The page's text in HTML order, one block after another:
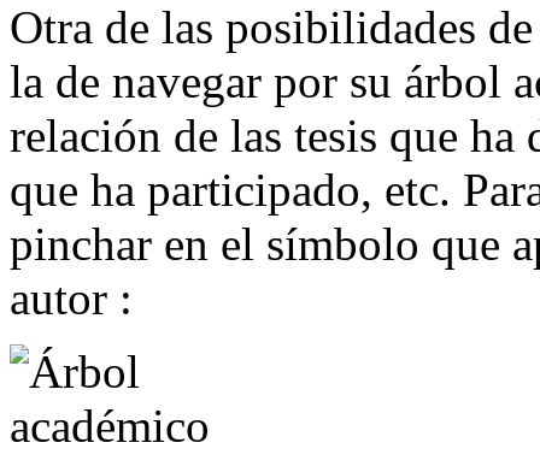
Otra de las posibilidades
la de navegar por su árbol
relación de las tesis que
que ha participado, etc.
pinchar en el símbolo que
autor :